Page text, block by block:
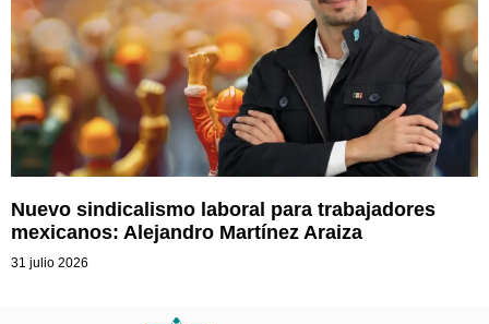
Nuevo sindicalismo laboral para trabajadores
mexicanos: Alejandro Martínez Araiza
31 julio 2026